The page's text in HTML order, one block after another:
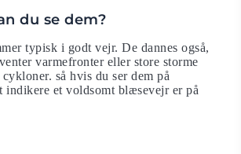
du se dem?
typisk i godt vejr. De dannes også,
varmefronter eller store storme
så hvis du ser dem på
indikere et voldsomt blæsevejr er på